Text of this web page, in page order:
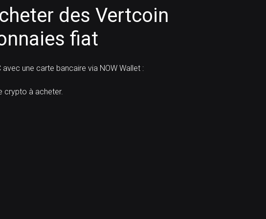
des Vertcoin
fiat
une carte bancaire via NOW Wallet :
crypto à acheter.